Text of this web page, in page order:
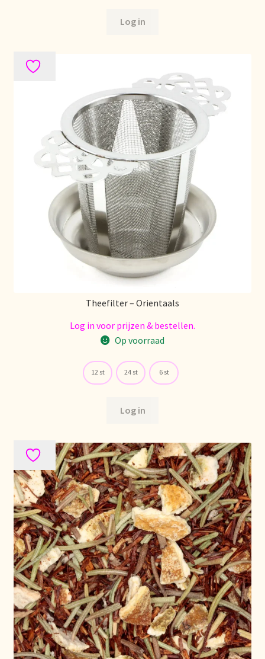
Multilingualism
Multilinguisme
Multilingüismo.
Newsletter
Notre vision du thé
Ordering and delivery time
Organic certificates
Our vision on tea
Over ons
Pagos y descuentos
Paiement et réductions
Payment and discounts
Log in
Theefilter – Orientaals
Log in voor prijzen & bestellen.
Op voorraad
12 st 24 st 6 st
Log in